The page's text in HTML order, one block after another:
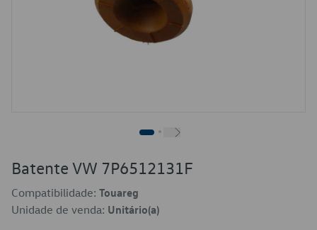
Batente VW 7P6512131F
Compatibilidade: Touareg
Unidade de venda: Unitário(a)